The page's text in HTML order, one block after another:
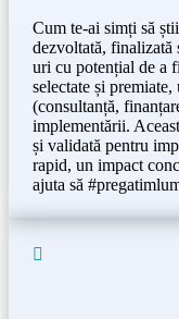
Cum te-ai simți să
dezvoltată,
uri cu potențial de a
selectate și
(consultanță,
implementării.
și validată pentru
rapid, un impact
ajuta să
